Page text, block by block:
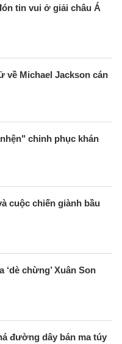
tin vui ở giải châu Á
về Michael Jackson cán
chinh phục khán
cuộc chiến giành bầu
‘dè chừng’ Xuân Son
đường dây bán ma túy